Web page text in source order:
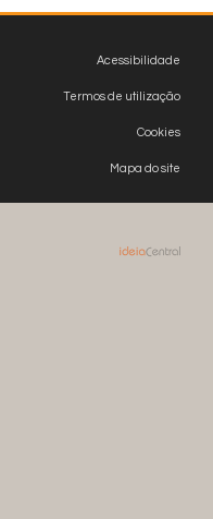
Acessibilidade
Termos de utilização
Cookies
Mapa do site